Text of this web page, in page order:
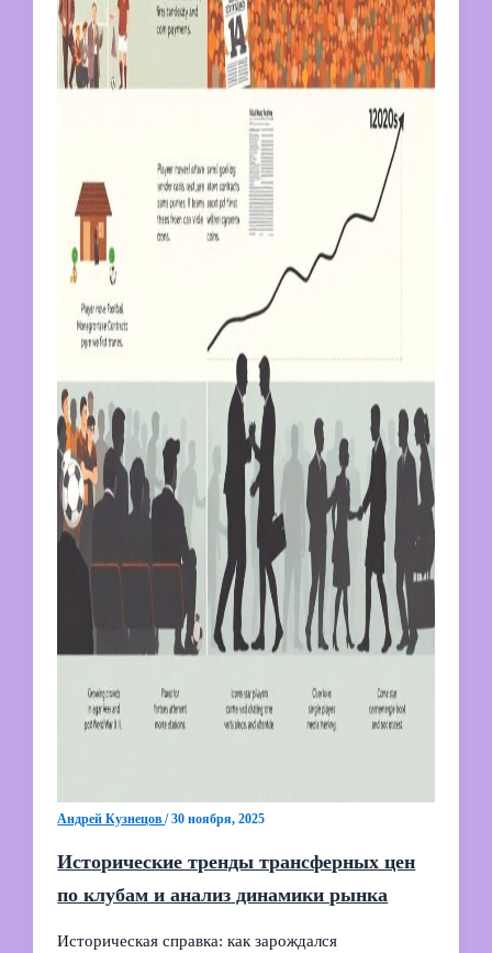
Андрей Кузнецов/30 ноября, 2025
Исторические тренды трансферных цен
по клубам и анализ динамики рынка
Историческая справка: как зарождался